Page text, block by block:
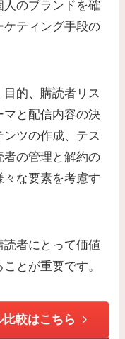
のブランドを確
ケティング手段の
的、購読者リス
マと配信内容の決
ツの作成、テス
者の管理と解約の
な要素を考慮す
者にとって価値
とが重要です。
較はこちら